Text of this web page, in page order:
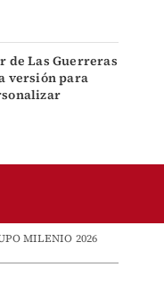
de Las Guerreras
versión para
MILENIO 2026